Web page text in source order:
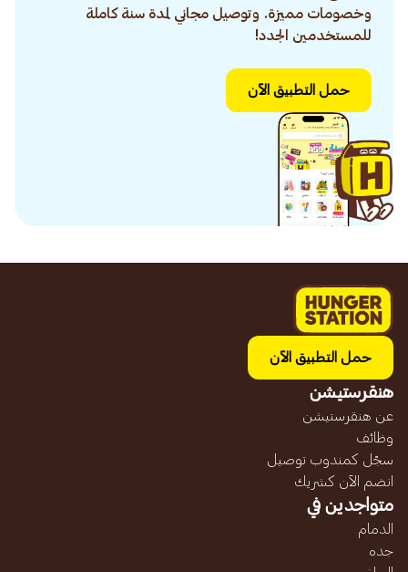
وخصومات مميزة. وتوصيل مجاني لمدة سنة كاملة
للمستخدمين الجدد!
حمل التطبيق الآن
حمل التطبيق الآن
هنقرستيشن
عن هنقرستيشن
وظائف
سجّل كمندوب توصيل
انضم الآن كشريك
متواجدين في
الدمام
جده